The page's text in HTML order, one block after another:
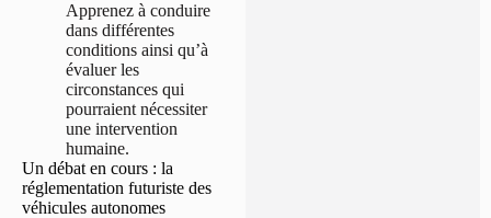
Apprenez à conduire
dans différentes
conditions ainsi qu’à
évaluer les
circonstances qui
pourraient nécessiter
une intervention
humaine.
Un débat en cours : la
réglementation futuriste des
véhicules autonomes